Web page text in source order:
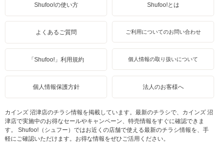
Shufoo!の使い方 Shufoo!とは
よくあるご質問 ご利用についてのお問い合わせ
「Shufoo!」利用規約 個人情報の取り扱いについて
個人情報保護方針 法人のお客様へ
カインズ 沼津店のチラシ情報を掲載しています。最新のチラシで、カインズ 沼
津店で実施中のお得なセールやキャンペーン、特売情報をすぐに確認できま
す。 Shufoo!（シュフー）ではお近くの店舗で使える最新のチラシ情報を、手
軽にご確認いただけます。お得な情報をぜひご活用ください。